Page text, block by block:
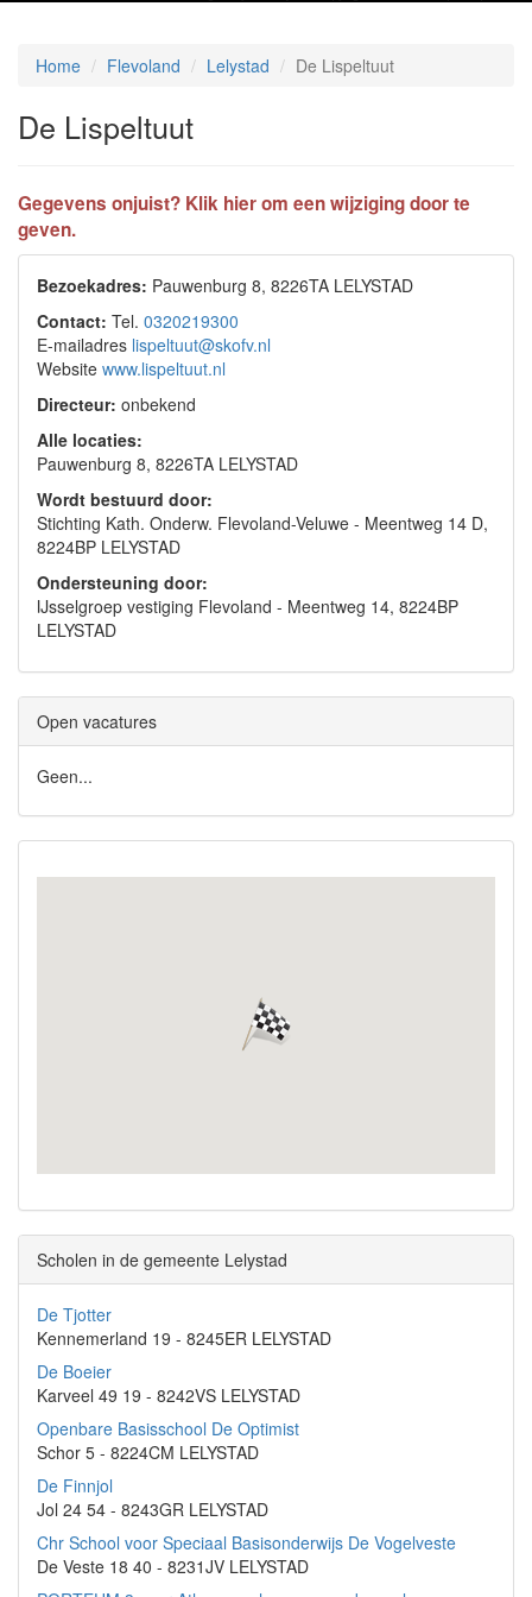
Home Flevoland Lelystad De Lispeltuut
De Lispeltuut
Gegevens onjuist? Klik hier om een wijziging door te
geven.
Bezoekadres: Pauwenburg 8, 8226TA LELYSTAD
Contact: Tel. 0320219300
E-mailadres lispeltuut@skofv.nl
Website www.lispeltuut.nl
Directeur: onbekend
Alle locaties:
Pauwenburg 8, 8226TA LELYSTAD
Wordt bestuurd door:
Stichting Kath. Onderw. Flevoland-Veluwe - Meentweg 14 D,
8224BP LELYSTAD
Ondersteuning door:
IJsselgroep vestiging Flevoland - Meentweg 14, 8224BP
LELYSTAD
Open vacatures
Geen...
Scholen in de gemeente Lelystad
De Tjotter
Kennemerland 19 - 8245ER LELYSTAD
De Boeier
Karveel 49 19 - 8242VS LELYSTAD
Openbare Basisschool De Optimist
Schor 5 - 8224CM LELYSTAD
De Finnjol
Jol 24 54 - 8243GR LELYSTAD
Chr School voor Speciaal Basisonderwijs De Vogelveste
De Veste 18 40 - 8231JV LELYSTAD